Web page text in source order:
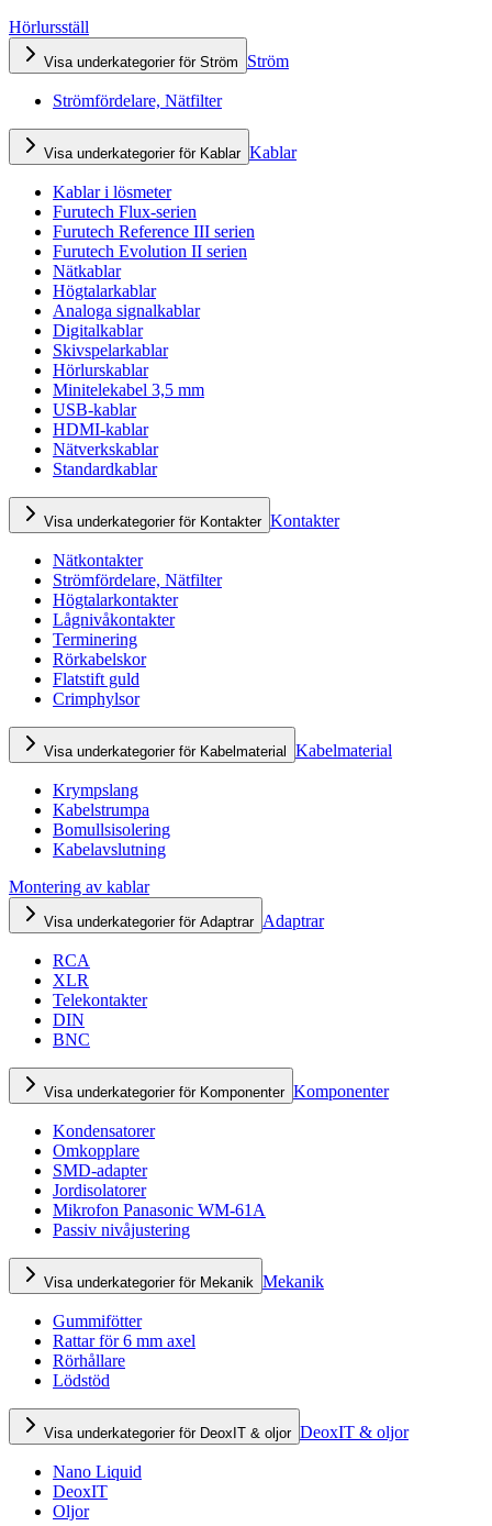
Hörlursställ
Visa underkategorier för Ström Ström
Strömfördelare, Nätfilter
Visa underkategorier för Kablar Kablar
Kablar i lösmeter
Furutech Flux-serien
Furutech Reference III serien
Furutech Evolution II serien
Nätkablar
Högtalarkablar
Analoga signalkablar
Digitalkablar
Skivspelarkablar
Hörlurskablar
Minitelekabel 3,5 mm
USB-kablar
HDMI-kablar
Nätverkskablar
Standardkablar
Visa underkategorier för Kontakter Kontakter
Nätkontakter
Strömfördelare, Nätfilter
Högtalarkontakter
Lågnivåkontakter
Terminering
Rörkabelskor
Flatstift guld
Crimphylsor
Visa underkategorier för Kabelmaterial Kabelmaterial
Krympslang
Kabelstrumpa
Bomullsisolering
Kabelavslutning
Montering av kablar
Visa underkategorier för Adaptrar Adaptrar
RCA
XLR
Telekontakter
DIN
BNC
Visa underkategorier för Komponenter Komponenter
Kondensatorer
Omkopplare
SMD-adapter
Jordisolatorer
Mikrofon Panasonic WM-61A
Passiv nivåjustering
Visa underkategorier för Mekanik Mekanik
Gummifötter
Rattar för 6 mm axel
Rörhållare
Lödstöd
Visa underkategorier för DeoxIT & oljor DeoxIT & oljor
Nano Liquid
DeoxIT
Oljor